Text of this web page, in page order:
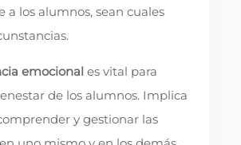
a los alumnos, sean cuales
emocional es vital para
de los alumnos. Implica
y gestionar las